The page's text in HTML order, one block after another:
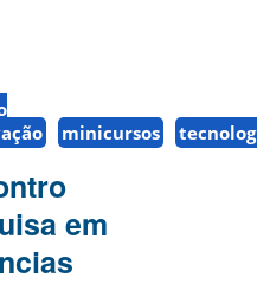
minicursos
em